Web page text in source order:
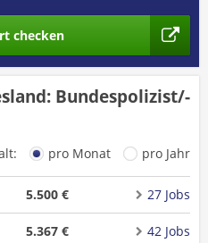
checken
Bundespolizist/-
pro Monat pro Jahr
5.500 € 27 Jobs
5.367 € 42 Jobs